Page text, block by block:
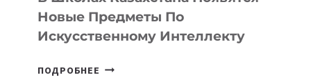
Новые Предметы По
Искусственному Интеллекту
ПОДРОБНЕЕ В